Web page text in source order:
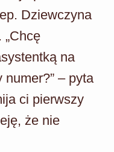
Dziewczyna
„Chcę
na
numer?” – pyta
ci pierwszy
że nie